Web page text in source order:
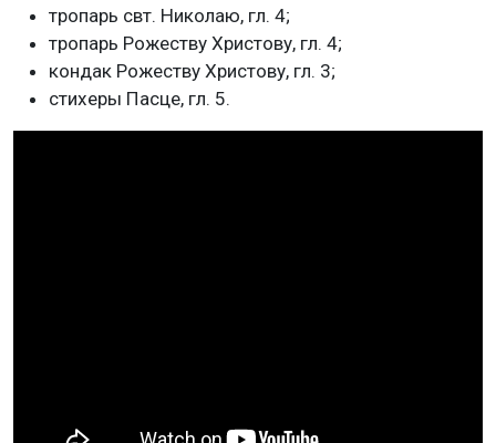
тропарь свт. Николаю, гл. 4;
тропарь Рожеству Христову, гл. 4;
кондак Рожеству Христову, гл. 3;
стихеры Пасце, гл. 5.